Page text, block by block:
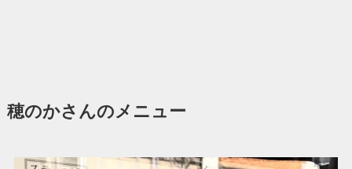
穂のかさんのメニュー